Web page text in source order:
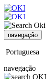
navegação
Portuguesa
navegação